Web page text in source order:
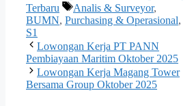
Terbaru
Tag
Analis & Surveyor,
BUMN, Purchasing & Operasional,
S1
Lowongan Kerja PT PANN
Pembiayaan Maritim Oktober 2025
Lowongan Kerja Magang Tower
Bersama Group Oktober 2025